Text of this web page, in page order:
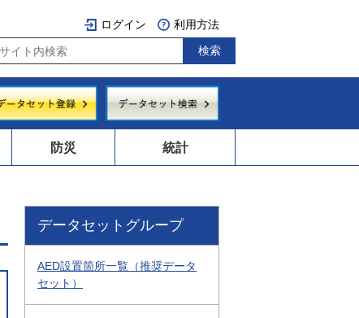
ログイン 利用方法
防災 統計
データセットグループ
AED設置箇所一覧（推奨データ
セット）